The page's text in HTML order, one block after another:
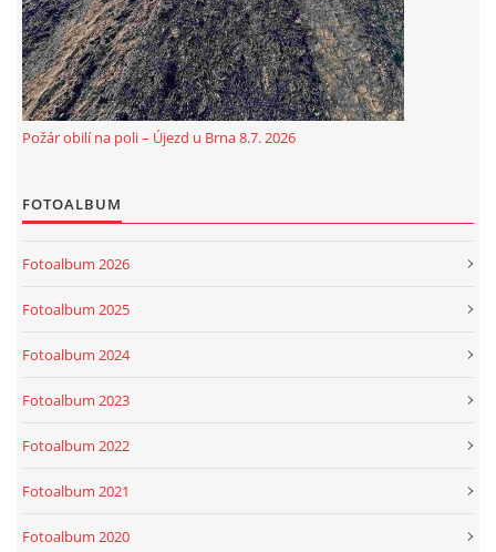
Požár obilí na poli – Újezd u Brna 8.7. 2026
FOTOALBUM
Fotoalbum 2026
Fotoalbum 2025
Fotoalbum 2024
Fotoalbum 2023
Fotoalbum 2022
Fotoalbum 2021
Fotoalbum 2020